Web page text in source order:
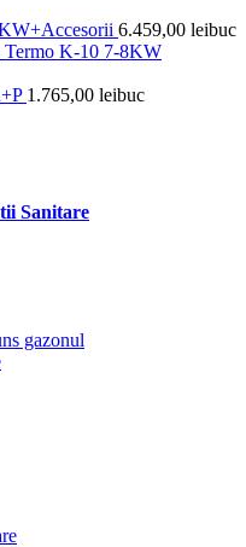
6.459,00 leibuc
Termo K-10 7-8KW
1.765,00 leibuc
Sanitare
gazonul